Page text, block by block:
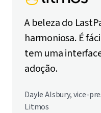
A beleza do
harmoniosa. É
tem uma
adoção.
Dayle Alsbury, vice-
Litmos